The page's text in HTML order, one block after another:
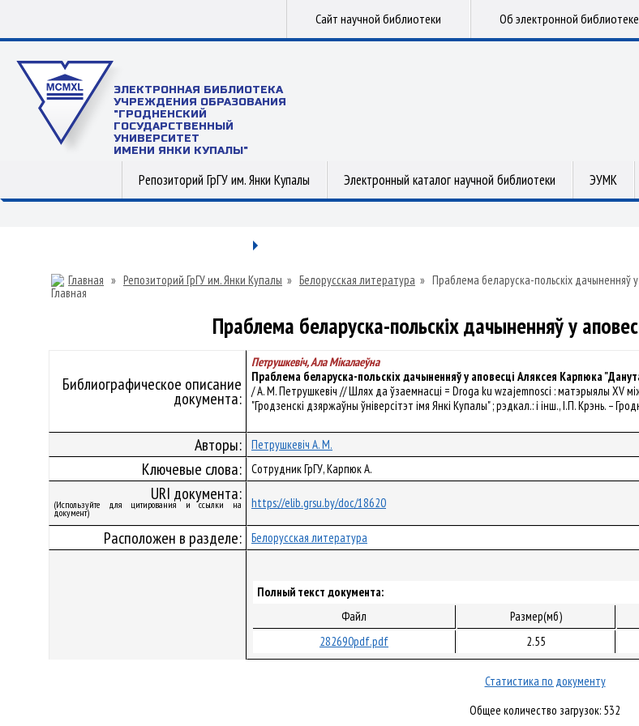
Сайт научной библиотеки Об электронной библиотеке
ЭЛЕКТРОННАЯ БИБЛИОТЕКА
УЧРЕЖДЕНИЯ ОБРАЗОВАНИЯ
"ГРОДНЕНСКИЙ
ГОСУДАРСТВЕННЫЙ
УНИВЕРСИТЕТ
ИМЕНИ ЯНКИ КУПАЛЫ"
Репозиторий ГрГУ им. Янки Купалы Электронный каталог научной библиотеки ЭУМК
Главная » Репозиторий ГрГУ им. Янки Купалы » Белорусская литература » Праблема беларуска-польскіх дачыненняў
Праблема беларуска-польскіх дачыненняў у
Библиографическое описание
документа:
Петрушкевіч, Ала Мікалаеўна
Праблема беларуска-польскіх дачыненняў у аповесці Аляксея Карпюка
/ А. М. Петрушкевіч // Шлях да ўзаемнасці = Droga ku wzajemnosci : матэрыялы XV
"Гродзенскі дзяржаўны ўніверсітэт імя Янкі Купалы" ; рэдкал.: і інш., I.П. Крэнь. –
Авторы: Петрушкевіч А. М.
Ключевые слова: Сотрудник ГрГУ, Карпюк А.
URI документа:
(Используйте для цитирования и ссылки на
документ)
https://elib.grsu.by/doc/18620
Расположен в разделе: Белорусская литература
Полный текст документа:
Файл
Размер(мб)
282690pdf.pdf
2.55
Статистика по документу
Общее количество загрузок: 532